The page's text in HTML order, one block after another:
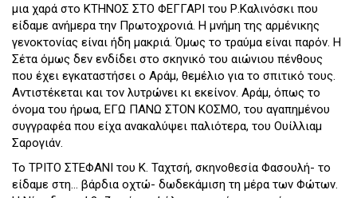
μια χαρά στο ΚΤΗΝΟΣ ΣΤΟ ΦΕΓΓΑΡΙ του Ρ.Καλινόσκι που
είδαμε ανήμερα την Πρωτοχρονιά. Η μνήμη της αρμένικης
γενοκτονίας είναι ήδη μακριά. Όμως το τραύμα είναι παρόν. Η
Σέτα όμως δεν ενδίδει στο σκηνικό του αιώνιου πένθους
που έχει εγκαταστήσει ο Αράμ, θεμέλιο για το σπιτικό τους.
Αντιστέκεται και τον λυτρώνει κι εκείνον. Αράμ, όπως το
όνομα του ήρωα, ΕΓΩ ΠΑΝΩ ΣΤΟΝ ΚΟΣΜΟ, του αγαπημένου
συγγραφέα που είχα ανακαλύψει παλιότερα, του Ουίλλιαμ
Σαρογιάν.
Το ΤΡΙΤΟ ΣΤΕΦΑΝΙ του K. Ταχτσή, σκηνοθεσία Φασουλή- το
είδαμε στη... βάρδια οχτώ- δωδεκάμιση τη μέρα των Φώτων.